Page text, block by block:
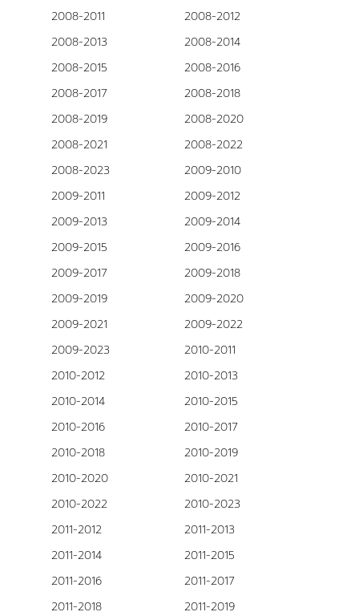
2008-2011
2008-2012
2008-2013
2008-2014
2008-2015
2008-2016
2008-2017
2008-2018
2008-2019
2008-2020
2008-2021
2008-2022
2008-2023
2009-2010
2009-2011
2009-2012
2009-2013
2009-2014
2009-2015
2009-2016
2009-2017
2009-2018
2009-2019
2009-2020
2009-2021
2009-2022
2009-2023
2010-2011
2010-2012
2010-2013
2010-2014
2010-2015
2010-2016
2010-2017
2010-2018
2010-2019
2010-2020
2010-2021
2010-2022
2010-2023
2011-2012
2011-2013
2011-2014
2011-2015
2011-2016
2011-2017
2011-2018
2011-2019